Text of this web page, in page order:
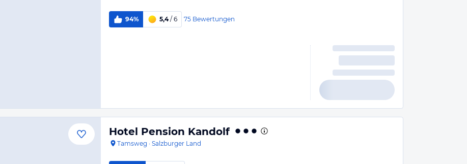
94% 5,4/ 6 75 Bewertungen
Hotel Pension Kandolf
Tamsweg · Salzburger Land